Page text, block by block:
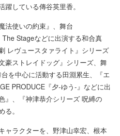
している傳谷英里香。
法使いの約束』、舞台
Stageなどに出演する和合真
レヴュースタァライト』シリーズ
豪ストレイドッグ』シリーズ、舞
を中心に活動する田淵累生、『エ
PRODUCE『夕-ゆう-』などに出
』、『神津恭介シリーズ 呪縛の
。
ャラクターを、野津山幸宏、根本